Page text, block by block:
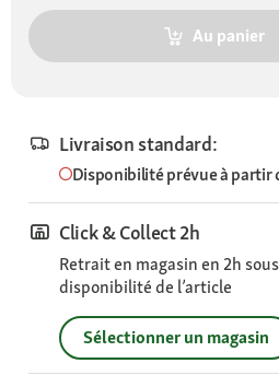
Au panier
Livraison standard:
Disponibilité prévue à partir
Click & Collect 2h
Retrait en magasin en 2h
disponibilité de l’article
Sélectionner un magasin